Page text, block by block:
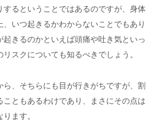
するということではあるのですが、身体
いつ起きるかわからないことでもあり
起きるのかといえば頭痛や吐き気といっ
スクについても知るべきでしょう。
ら、そちらにも目が行きがちですが、割
こともあるわけであり、まさにその点は
ます。